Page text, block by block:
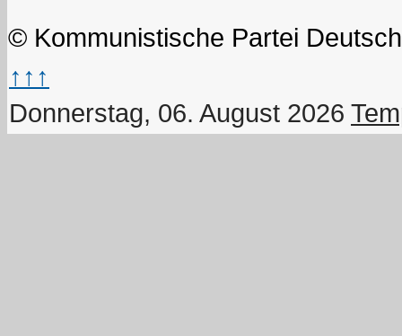
© Kommunistische Partei
↑↑↑
Donnerstag, 06. August 2026